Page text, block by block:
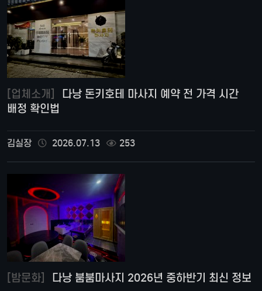
[업체소개]
배정 확인법
김실장 2026.07.13 253
[밤문화] 다낭 붐붐마사지 2026년 중하반기 최신 정보